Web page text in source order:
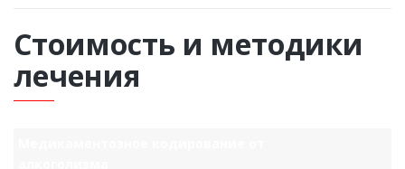
Стоимость и методики
лечения